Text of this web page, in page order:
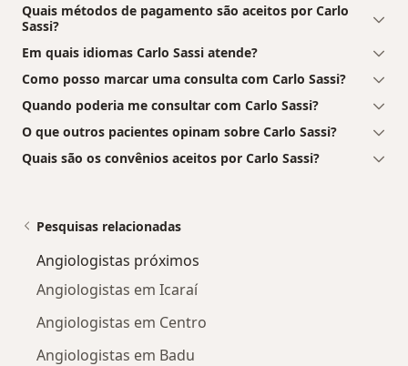
Quais métodos de pagamento são aceitos por Carlo
Sassi?
Em quais idiomas Carlo Sassi atende?
Como posso marcar uma consulta com Carlo Sassi?
Quando poderia me consultar com Carlo Sassi?
O que outros pacientes opinam sobre Carlo Sassi?
Quais são os convênios aceitos por Carlo Sassi?
Pesquisas relacionadas
Angiologistas próximos
Angiologistas em Icaraí
Angiologistas em Centro
Angiologistas em Badu